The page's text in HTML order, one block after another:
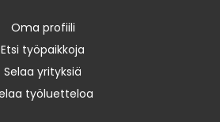
Oma profiili
Etsi työpaikkoja
Selaa yrityksiä
työluetteloa